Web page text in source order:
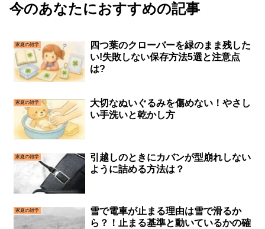
今のあなたにおすすめの記事
家庭の雑学
四つ葉のクローバーを緑のまま残した
い!失敗しない保存方法5選と注意点
は?
家庭の雑学
大切なぬいぐるみを傷めない！やさし
い手洗いと乾かし方
家庭の雑学
引越しのときにカバンが型崩れしない
ように詰める方法は？
家庭の雑学
雪で電車が止まる理由は雪で滑るか
ら？！止まる基準と動いているかの確